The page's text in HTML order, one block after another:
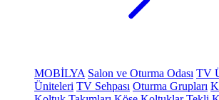
MOBİLYA Salon ve Oturma Odası TV
Üniteleri TV Sehpası Oturma Grupları